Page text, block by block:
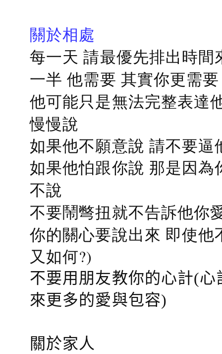
關於相處
每一天 請最優先排出時
一半 他需要 其實你更需要
他可能只是無法完整表達
慢慢說
如果他不願意說 請不要逼
如果他怕跟你說 那是因
不說
不要鬧彆扭就不告訴他你
你的關心要說出來 即使
又如何?)
不要用朋友教你的心計(
來更多的愛與包容)
關於家人